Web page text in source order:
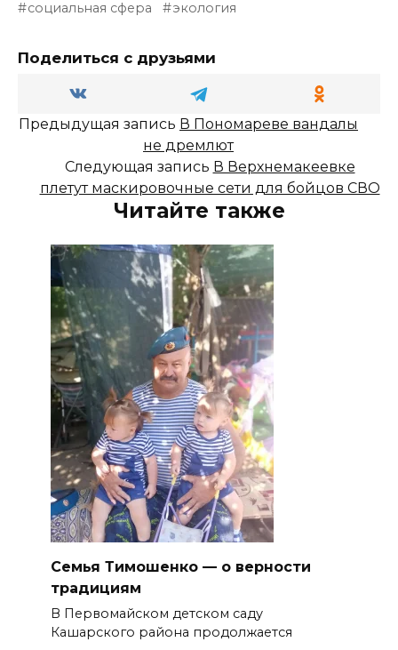
социальная сфера экология
Поделиться с друзьями
Предыдущая запись В Пономареве вандалы
не дремлют
Следующая запись В Верхнемакеевке
плетут маскировочные сети для бойцов СВО
Читайте также
Семья Тимошенко — о верности
традициям
В Первомайском детском саду
Кашарского района продолжается